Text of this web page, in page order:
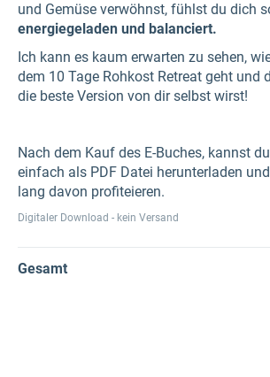
und Gemüse verwöhnst, fühlst du dich
energiegeladen und balanciert.
Ich kann es kaum erwarten zu sehen,
dem 10 Tage Rohkost Retreat geht und
die beste Version von dir selbst wirst!
Nach dem Kauf des E-Buches, kannst
einfach als PDF Datei herunterladen
lang davon profiteieren.
Digitaler Download - kein Versand
Gesamt